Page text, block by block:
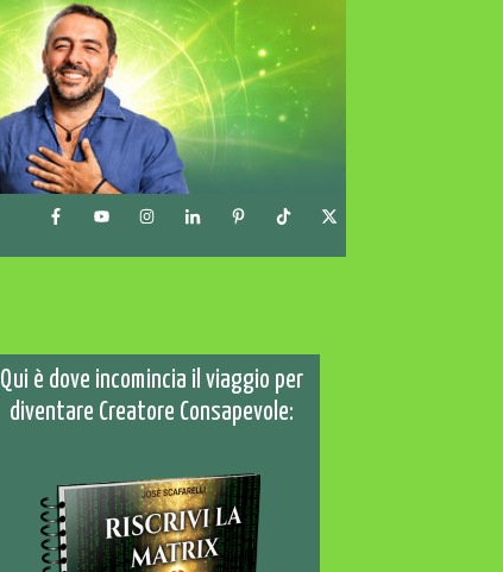
Qui è dove incomincia il viaggio per
diventare Creatore Consapevole: